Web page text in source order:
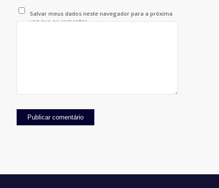
Salvar meus dados neste navegador para a próxima
vez que eu comentar.